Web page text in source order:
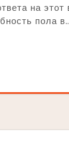
на этот
пола